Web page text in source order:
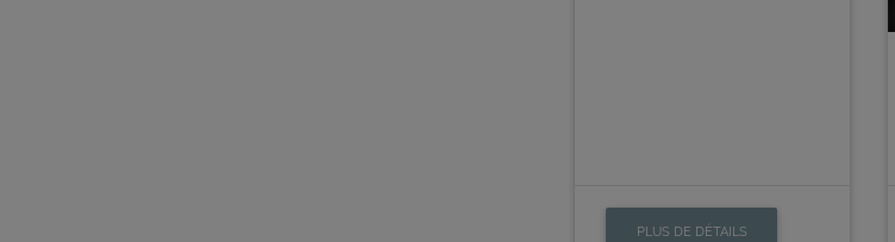
PLUS DE DÉTAILS